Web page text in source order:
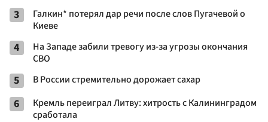
3
Галкин* потерял дар речи после слов Пугачевой о
Киеве
4
На Западе забили тревогу из-за угрозы окончания
СВО
5 В России стремительно дорожает сахар
6
Кремль переиграл Литву: хитрость с Калининградом
сработала